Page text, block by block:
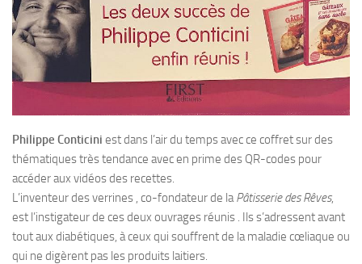
Philippe Conticini est dans l’air du temps avec ce coffret sur des
thématiques très tendance avec en prime des QR-codes pour
accéder aux vidéos des recettes.
L’inventeur des verrines , co-fondateur de laPâtisserie des Rêves,
est l’instigateur de ces deux ouvrages réunis . Ils s’adressent avant
tout aux diabétiques, à ceux qui souffrent de la maladie cœliaque ou
qui ne digèrent pas les produits laitiers.